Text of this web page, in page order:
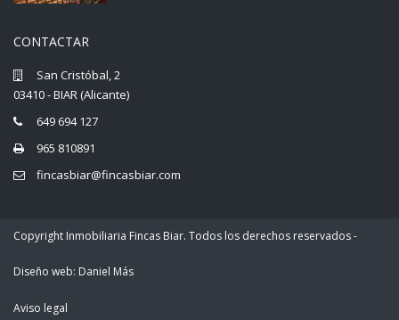
CONTACTAR
San Cristóbal, 2
03410 - BIAR (Alicante)
649 694 127
965 810891
fincasbiar@fincasbiar.com
Copyright Inmobiliaria Fincas Biar. Todos los derechos reservados -
Diseño web: Daniel Más
Aviso legal